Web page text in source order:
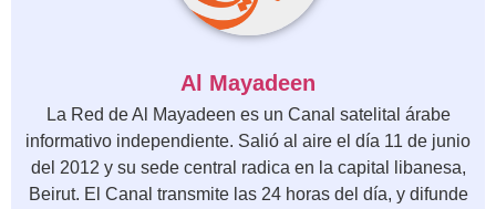
Al Mayadeen
La Red de Al Mayadeen es un Canal satelital árabe
informativo independiente. Salió al aire el día 11 de junio
del 2012 y su sede central radica en la capital libanesa,
Beirut. El Canal transmite las 24 horas del día, y difunde